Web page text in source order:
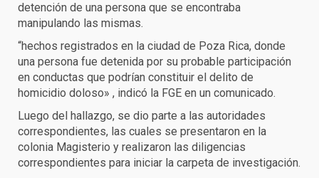
detención de una persona que se encontraba
manipulando las mismas.
“hechos registrados en la ciudad de Poza Rica, donde
una persona fue detenida por su probable participación
en conductas que podrían constituir el delito de
homicidio doloso» , indicó la FGE en un comunicado.
Luego del hallazgo, se dio parte a las autoridades
correspondientes, las cuales se presentaron en la
colonia Magisterio y realizaron las diligencias
correspondientes para iniciar la carpeta de investigación.